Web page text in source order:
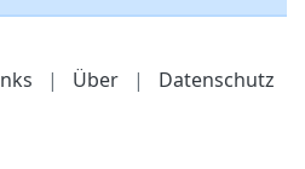
| Über | Datenschutz